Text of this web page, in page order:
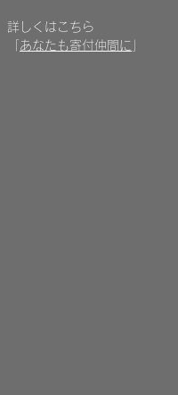
詳しくはこちら
あなたも寄付仲間に